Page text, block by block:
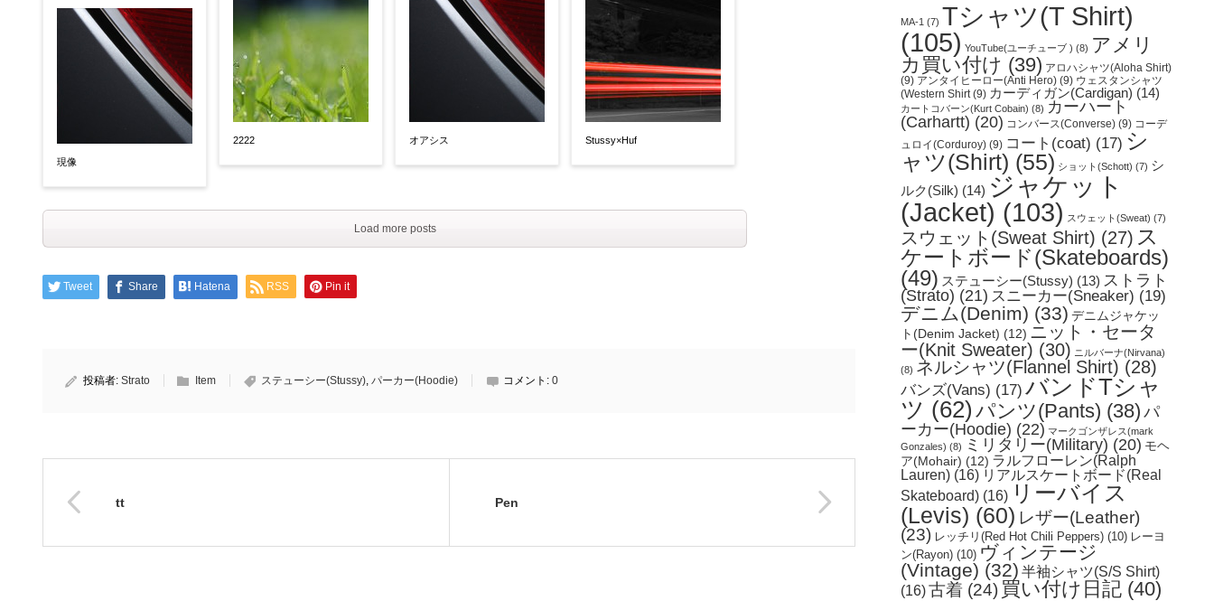
現像
2222 オアシス Stussy×Huf
Load more posts
Tweet Share Hatena RSS Pin it
投稿者: Strato Item ステューシー(Stussy), パーカー(Hoodie) コメント: 0
tt Pen
MA-1 (7) Tシャツ(T Shirt)
(105) YouTube(ユーチューブ ) (8) アメリ
カ買い付け (39) アロハシャツ(Aloha Shirt)
(9) アンタイヒーロー(Anti Hero) (9) ウェスタンシャツ
(Western Shirt(9) カーディガン(Cardigan) (14)
カートコバーン(Kurt Cobain) (8) カーハート
(Carhartt) (20) コンバース(Converse) (9) コーデ
ュロイ(Corduroy) (9) コート(coat) (17) シ
ャツ(Shirt) (55) ショット(Schott) (7) シ
ルク(Silk) (14) ジャケット
(Jacket) (103) スウェット(Sweat) (7)
スウェット(Sweat Shirt) (27) ス
ケートボード(Skateboards)
(49) ステューシー(Stussy) (13) ストラト
(Strato) (21) スニーカー(Sneaker) (19)
デニム(Denim) (33) デニムジャケッ
ト(Denim Jacket) (12) ニット・セータ
ー(Knit Sweater) (30) ニルバーナ(Nirvana)
(8) ネルシャツ(Flannel Shirt) (28)
バンズ(Vans) (17) バンドTシャ
ツ (62) パンツ(Pants) (38)パ
ーカー(Hoodie) (22) マークゴンザレス(mark
Gonzales) (8) ミリタリー(Military) (20) モヘ
ア(Mohair) (12) ラルフローレン(Ralph
Lauren) (16) リアルスケートボード(Real
Skateboard) (16) リーバイス
(Levis) (60) レザー(Leather)
(23) レッチリ(Red Hot Chili Peppers) (10) レーヨ
ン(Rayon) (10) ヴィンテージ
(Vintage) (32) 半袖シャツ(S/S Shirt)
(16)古着 (24) 買い付け日記 (40)